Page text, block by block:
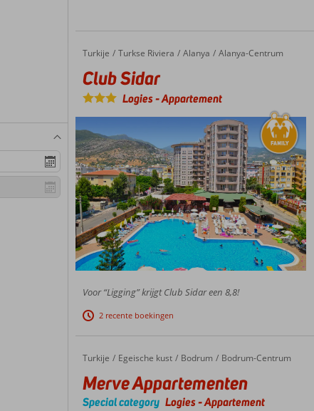
Home
Turkije Turkse Riviera Alanya Alanya-Centrum
Club Sidar
Club Sidar
Logies-Appartement
Voor “Ligging” krijgt Club Sidar een 8,8!
2 recente boekingen
Home
Turkije Egeische kust Bodrum Bodrum-Centrum
Merve Appartementen
Merve Appartementen
Special category Logies-Appartement